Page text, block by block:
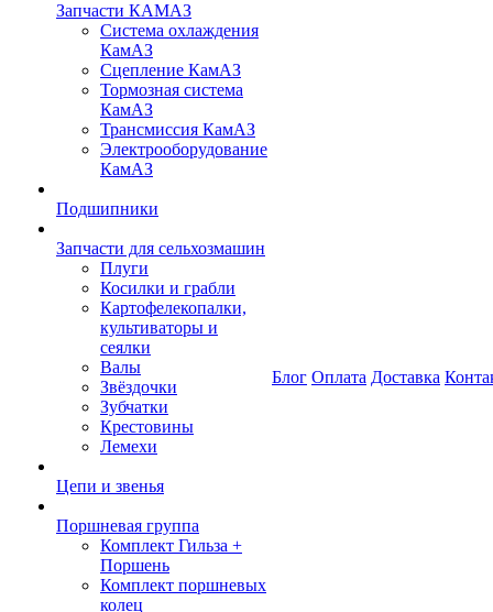
Запчасти КАМАЗ
Система охлаждения
КамАЗ
Сцепление КамАЗ
Тормозная система
КамАЗ
Трансмиссия КамАЗ
Электрооборудование
КамАЗ
Подшипники
Запчасти для сельхозмашин
Плуги
Косилки и грабли
Картофелекопалки,
культиваторы и
сеялки
Валы
Звёздочки
Зубчатки
Крестовины
Лемехи
Цепи и звенья
Поршневая группа
Комплект Гильза +
Поршень
Комплект поршневых
колец
Блог Оплата Доставка